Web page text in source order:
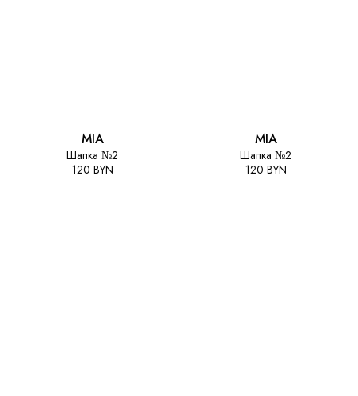
MIA
Шапка №2
120 BYN
MIA
Шапка №2
120 BYN